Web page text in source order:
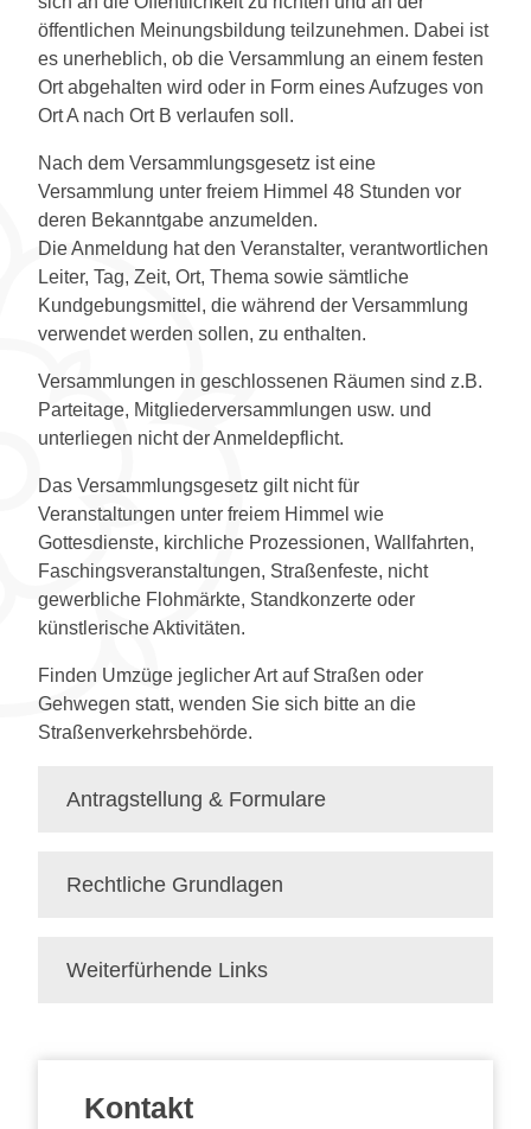
öffentlichen Meinungsbildung teilzunehmen. Dabei ist
es unerheblich, ob die Versammlung an einem festen
Ort abgehalten wird oder in Form eines Aufzuges von
Ort A nach Ort B verlaufen soll.
Nach dem Versammlungsgesetz ist eine
Versammlung unter freiem Himmel 48 Stunden vor
deren Bekanntgabe anzumelden.
Die Anmeldung hat den Veranstalter, verantwortlichen
Leiter, Tag, Zeit, Ort, Thema sowie sämtliche
Kundgebungsmittel, die während der Versammlung
verwendet werden sollen, zu enthalten.
Versammlungen in geschlossenen Räumen sind z.B.
Parteitage, Mitgliederversammlungen usw. und
unterliegen nicht der Anmeldepflicht.
Das Versammlungsgesetz gilt nicht für
Veranstaltungen unter freiem Himmel wie
Gottesdienste, kirchliche Prozessionen, Wallfahrten,
Faschingsveranstaltungen, Straßenfeste, nicht
gewerbliche Flohmärkte, Standkonzerte oder
künstlerische Aktivitäten.
Finden Umzüge jeglicher Art auf Straßen oder
Gehwegen statt, wenden Sie sich bitte an die
Straßenverkehrsbehörde.
Antragstellung & Formulare
Rechtliche Grundlagen
Weiterfürhende Links
Kontakt